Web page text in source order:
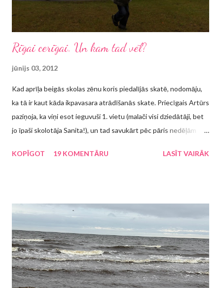
Rīgai cerīgai. Un kam tad vēl?
jūnijs 03, 2012
Kad aprīļa beigās skolas zēnu koris piedalījās skatē, nodomāju,
ka tā ir kaut kāda ikpavasara atrādīšanās skate. Priecīgais Artūrs
paziņoja, ka viņi esot ieguvuši 1. vietu (malači visi dziedātāji, bet
jo īpaši skolotāja Sanita!), un tad savukārt pēc pāris nedēļām
klases skolēnam ir "pa vienu ausi iekšā - pa otru ausi ārā", kas tas
skolēniem ir ārpusstundu nodarbības, patīk, ka viņi var attīstīt
savu talantu un ik pa reizei savos panākumos dalīties ar
apkārtējiem. Kur gan labāk lai savu dziedātprasmi/dejotprasmi lai
parāda, ja ne svētkos? Mēs joprojām dzīvojam ekonomiskās
krīzes apstākļos, taču kāds ierēdnis bija noteicis, ka "svētkiem
būt". Man jau pirmajā un vienīgajā sapulcē "nolaidās rokas...
KOPĪGOT 19 KOMENTĀRU LASĪT VAIRĀK